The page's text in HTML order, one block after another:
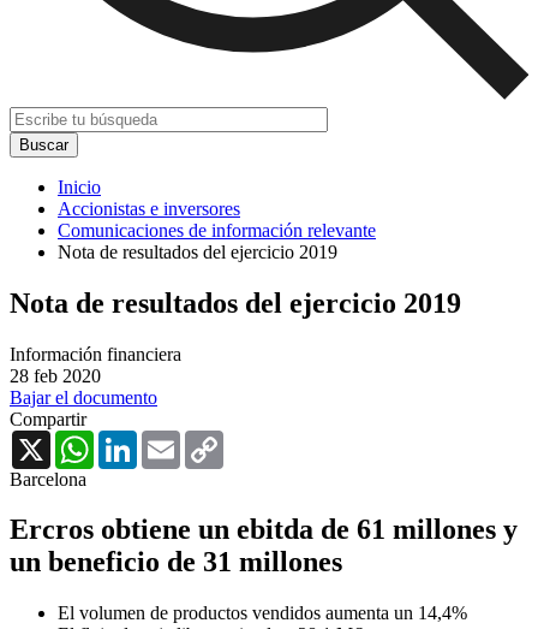
Inicio
Accionistas e inversores
Comunicaciones de información relevante
Nota de resultados del ejercicio 2019
Nota de resultados del ejercicio 2019
Información financiera
28 feb 2020
Bajar el documento
Compartir
X
WhatsAppLinkedInEmail
Barcelona
Ercros obtiene un ebitda de 61 millones y
un beneficio de 31 millones
El volumen de productos vendidos aumenta un 14,4%